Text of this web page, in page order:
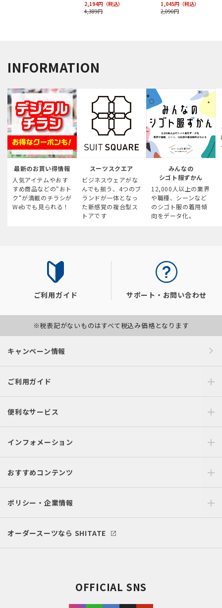
INFORMATION
最新のお買い得情報
人気アイテムやおす
すめ商品などの“おト
ク“が満載のチラシが
Webでも見られる！
スーツスクエア
ビジネスウェアがな
んでも揃う、4つのブ
ランドが一体となっ
た新感覚の複合型ス
トアです
みんなの
シゴト服ずかん
12,000人以上の業界
や職種、シーンなど
のシゴト服の着用傾
向をデータ化。
ご利用ガイド サポート・お問い合わせ
※税表記がないものはすべて税込み価格となります
キャンペーン情報
ご利用ガイド
便利なサービス
インフォメーション
おすすめコンテンツ
ポリシー・企業情報
オーダースーツなら SHITATE
OFFICIAL SNS